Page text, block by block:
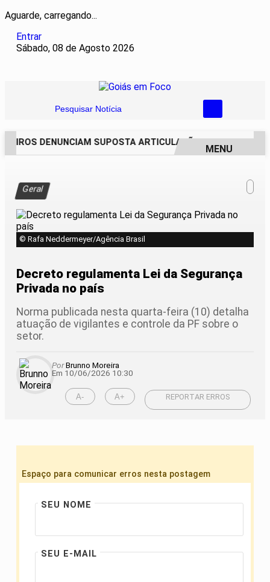
Aguarde, carregando...
Entrar
Sábado, 08 de Agosto 2026
Pesquisar Notícia
DENUNCIAM SUPOSTA ARTICULAÇÃO PARA
MENU
Geral
© Rafa Neddermeyer/Agência Brasil
Decreto regulamenta Lei da Segurança
Privada no país
Norma publicada nesta quarta-feira (10) detalha
atuação de vigilantes e controle da PF sobre o
setor.
PorBrunno Moreira
Em 10/06/2026 10:30
A- A+ REPORTAR ERROS
Espaço para comunicar erros nesta postagem
SEU NOME
SEU E-MAIL